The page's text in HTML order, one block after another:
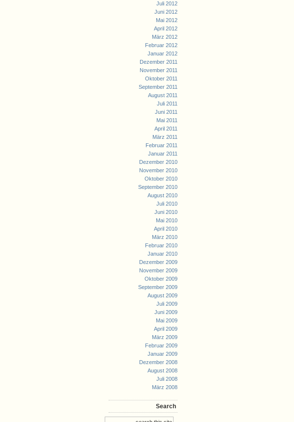
Juli 2012
Juni 2012
Mai 2012
April 2012
März 2012
Februar 2012
Januar 2012
Dezember 2011
November 2011
Oktober 2011
September 2011
August 2011
Juli 2011
Juni 2011
Mai 2011
April 2011
März 2011
Februar 2011
Januar 2011
Dezember 2010
November 2010
Oktober 2010
September 2010
August 2010
Juli 2010
Juni 2010
Mai 2010
April 2010
März 2010
Februar 2010
Januar 2010
Dezember 2009
November 2009
Oktober 2009
September 2009
August 2009
Juli 2009
Juni 2009
Mai 2009
April 2009
März 2009
Februar 2009
Januar 2009
Dezember 2008
August 2008
Juli 2008
März 2008
Search